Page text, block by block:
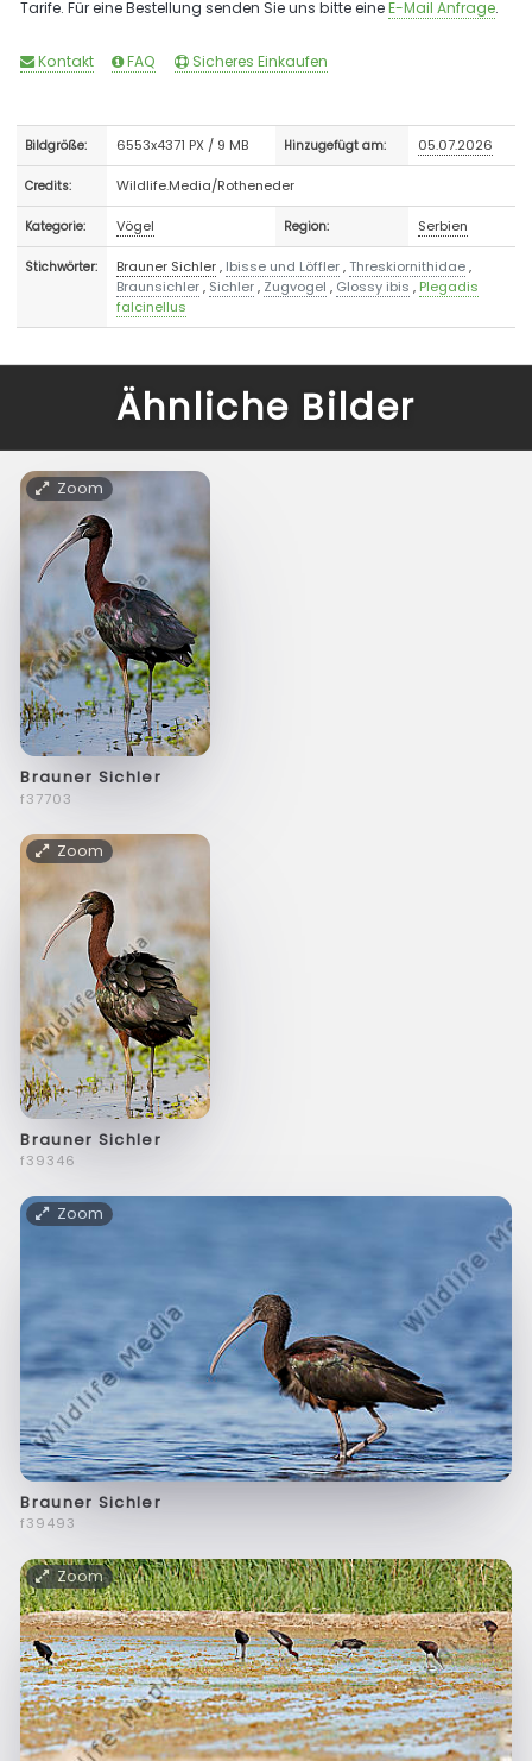
Tarife. Für eine Bestellung senden Sie uns bitte eineE-Mail Anfrage.
Kontakt FAQ Sicheres Einkaufen
Bildgröße: 6553x4371 PX / 9 MB Hinzugefügt am: 05.07.2026
Credits: Wildlife.Media/Rotheneder
Kategorie: Vögel Region: Serbien
Stichwörter: Brauner Sichler, Ibisse und Löffler,Threskiornithidae,
Braunsichler, Sichler, Zugvogel , Glossy ibis , Plegadis
falcinellus
Ähnliche Bilder
Zoom
Brauner Sichler
f37703
Zoom
Brauner Sichler
f39346
Zoom
Brauner Sichler
f39493
Zoom